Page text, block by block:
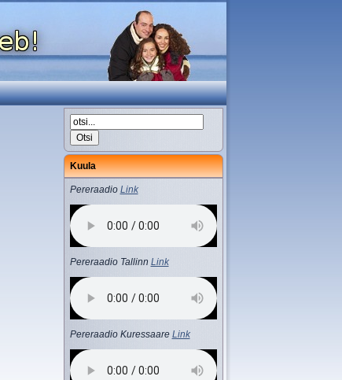
Kuula
Pereraadio Link
Pereraadio Tallinn Link
Pereraadio Kuressaare Link